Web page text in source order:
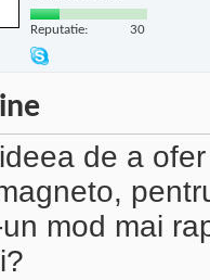
Reputatie: 30
de a
mod mai